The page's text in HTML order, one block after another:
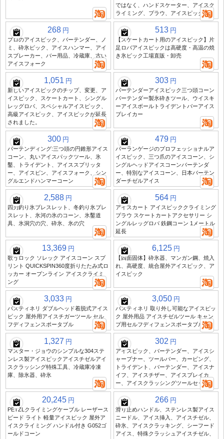
ではなく、ハンドスケーター、アイスク
ライミング、プラウ、アイスピック
268 円
プロのアイスピック、バーテンダー、ノ
ミ、砕氷ピック、アイスハンマー、アイ
スブレーカー、バー用品、冷蔵庫、古い
アイスフォーク
513 円
【スケートカート用のアイスピック】片
足ロバアイスピックは高硬度・高温の焼
き氷ピック工場直販・卸売
1,051 円
新しいアイスピックのチップ、変更、ア
イスピック、スケートカート、シングル
レッグロバ、スペシャルアイスピック、
高級アイスピック、アイスピックが延長
されました。
303 円
バーテンダーアイスピック三つ頭コーン
バーテンダー製氷砕きツール、ウイスキ
ーアイスボールトライデントバーアイス
ブレイカー
300 円
バーテンディング:三つ頭の円錐形アイス
コーン、丸いアイスパックツール、氷
鑿、トライデント、アイススプリッタ
ー、アイスピン、アイスフォーク、シン
グルエンドハンマーコーン
479 円
バーランゲージのプロフェッショナルア
イスピック、三つ爪のアイスコーン、シ
ングルヘッドアイスコーンバーテンダ
ー、特別なアイスコーン、日本バーテン
ダーチゼルアイス
2,588 円
四刃釣り氷ブレスレット、冬釣り氷ブレ
スレット、氷河の氷のコーン、氷鑿道
具、氷洞穴の穴、砕氷、氷の穴
564 円
アイスカート アイスピッククライミング
プラウ スケートカートアクセサリー シ
ングルレッグロバ 鉄鋼コーン 1メートル
延長
13,369 円
歌うロック ソレック アイスコーン スプ
リント QUICKSPIN360度折りたたみ式ロ
ッカー オープンライン アイスクライミ
ング
6,125 円
【四面固体】砕氷器、マンガン鋼、焼入
れ、高硬度、統合屋外アイスピック、ア
イスピック
3,033 円
バスティネリ ダブルヘッド着脱式アイス
ピック 屋外用アイスチガーツール セル
フディフェンスポータブル
3,050 円
バスティネリ 取り外し可能なアイスピッ
ク 屋外用品 アイスチゼルツール キャン
プ用セルフディフェンスポータブル
1,327 円
マスター・ジョウのシンプルな304ステ
ンレス製アイスピックアイスチゼルアイ
スクラッシング特殊工具、冷蔵庫冷凍
庫、除氷器、砕氷
302 円
アイスピック、バーテンダー、アイスシ
ャープナー、ツールバー、カービング、
トライデント、バーテンダー、アイスナ
イフ、アイスチザー、アイスブレイカ
ー、アイスクラッシングツールセット
20,245 円
PETZLクライミングケーブル レーザース
ピード ライト 軽量アイスピック 屋外ア
イスクライミング ハンドル付き G052ゴ
ールドコーン
266 円
滑り止めハンドル、ステンレス製アイス
ニードル、アイス挿入、アイスチゼル、
砕氷、アイスクラッキング、シーフード
アイス、特殊クラッシュアイスチゼル、